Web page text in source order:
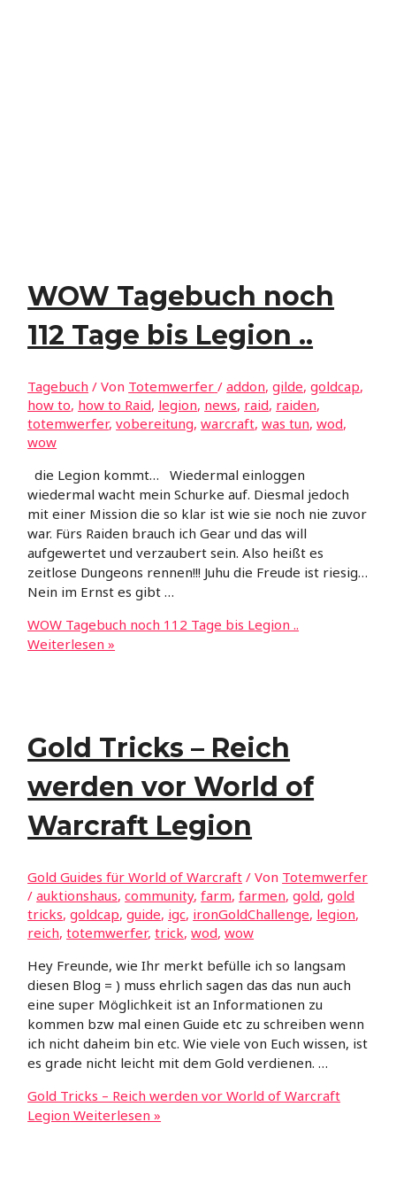
WOW Tagebuch noch
112 Tage bis Legion ..
Tagebuch / Von Totemwerfer /addon,gilde,goldcap,
how to, how to Raid, legion, news, raid, raiden,
totemwerfer,vobereitung,warcraft,was tun,wod,
wow
die Legion kommt… Wiedermal einloggen
wiedermal wacht mein Schurke auf. Diesmal jedoch
mit einer Mission die so klar ist wie sie noch nie zuvor
war. Fürs Raiden brauch ich Gear und das will
aufgewertet und verzaubert sein. Also heißt es
zeitlose Dungeons rennen!!! Juhu die Freude ist riesig…
Nein im Ernst es gibt …
WOW Tagebuch noch 112 Tage bis Legion ..
Weiterlesen »
Gold Tricks – Reich
werden vor World of
Warcraft Legion
Gold Guides für World of Warcraft / Von Totemwerfer
/auktionshaus,community,farm,farmen,gold,gold
tricks,goldcap,guide, igc, ironGoldChallenge, legion,
reich,totemwerfer,trick,wod,wow
Hey Freunde, wie Ihr merkt befülle ich so langsam
diesen Blog = ) muss ehrlich sagen das das nun auch
eine super Möglichkeit ist an Informationen zu
kommen bzw mal einen Guide etc zu schreiben wenn
ich nicht daheim bin etc. Wie viele von Euch wissen, ist
es grade nicht leicht mit dem Gold verdienen. …
Gold Tricks – Reich werden vor World of Warcraft
Legion Weiterlesen »